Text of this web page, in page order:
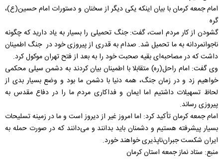
امام جمعه کرمان با بیان اینکه یکی دیگر از سخنان و دستورات امام حسین(ع)،
گره
گشودن از کار مردم است، گفت: جنگ تحمیلی را بسیار به یاد دارید که چگونه
ناجوانمردانه به ما تحمیل شد. صدام به قدری از پیروزی خود در جنگ اطمینان
داشت که در مصاحبه‌ای بقیه صحبت خود را به بعد از فتح تهران موکول کرد.
وی گفت: امام راحل(ره) متقابلا با اطمینان بیان کردند به دشمن سیلی محکمی
خواهیم زد و در زمان جنگ، همه دنیا با دشمن ما بود و وضع بسیار بدی از
لحاظ تسهیلات داشتیم اما ایمان و فداکاری مردم ما را در دفاع مقدس به
پیروزی رساند.
امام جمعه کرمان تأکید کرد: اما امروز غیر از دیروز است و ما در زمینه تسلیحات
بسیار پیشرفته هستیم و دشمنان باید بدانند و می‌دانند که در صورت حمله به
ایران شکست جبران‌ناپذیری خواهند خورد.
منبع: ستاد نماز جمعه استان کرمان